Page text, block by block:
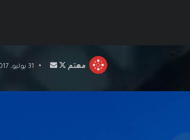
مهتم
تابع أرسل 31 يوليو، 2017